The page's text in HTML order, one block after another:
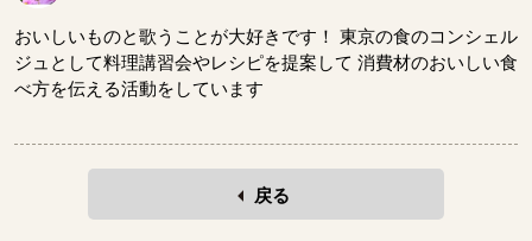
おいしいものと歌うことが大好きです！ 東京の食のコンシェル
ジュとして料理講習会やレシピを提案して 消費材のおいしい食
べ方を伝える活動をしています
戻る